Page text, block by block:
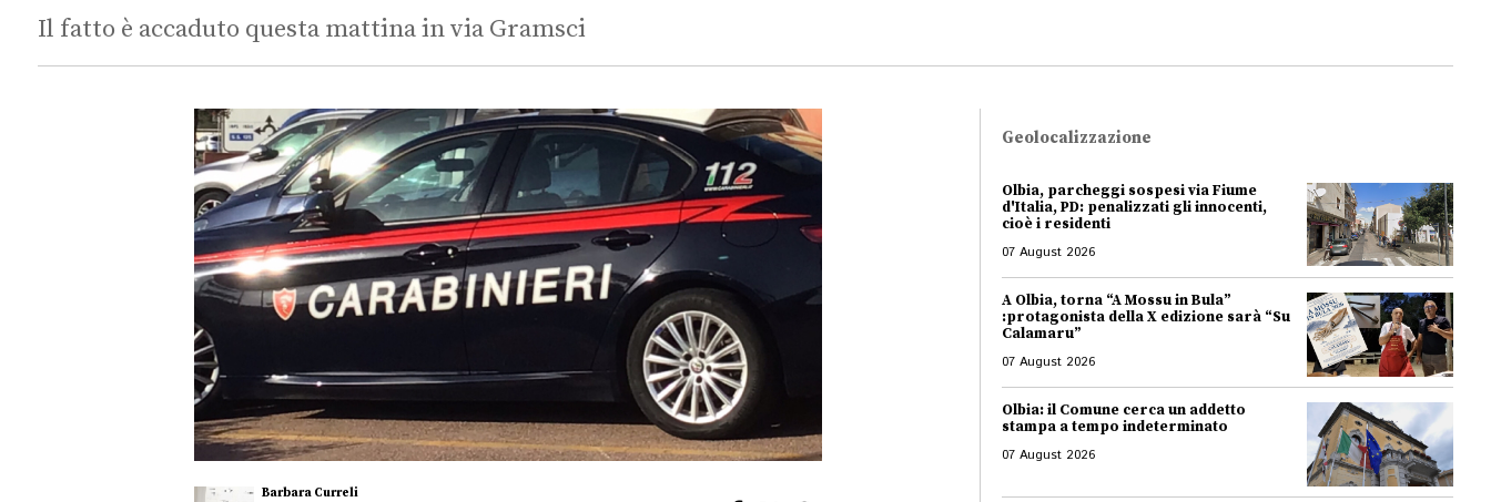
Il fatto è accaduto questa mattina in via Gramsci
Barbara Curreli
Geolocalizzazione
Olbia, parcheggi sospesi via Fiume
d'Italia, PD: penalizzati gli innocenti,
cioè i residenti
07 August 2026
A Olbia, torna “A Mossu in Bula”
:protagonista della X edizione sarà “Su
Calamaru”
07 August 2026
Olbia: il Comune cerca un addetto
stampa a tempo indeterminato
07 August 2026